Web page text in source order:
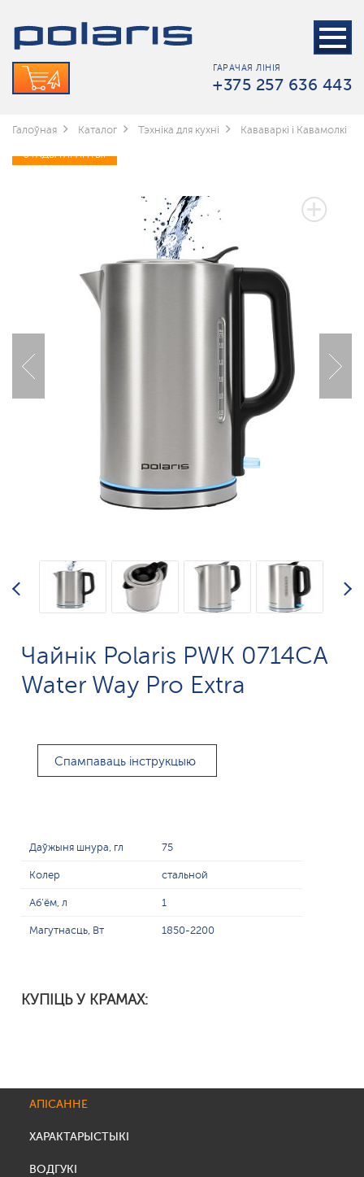
ГАРАЧАЯ ЛІНІЯ
+375 257 636 443
Галоўная Каталог Тэхніка для кухні Кававаркі і Кавамолкі
3 ГАДЫ ГАРАНТЫІ
Чайнік Polaris PWK 0714CA
Water Way Pro Extra
Спампаваць інструкцыю
Даўжыня шнура, гл 75
Колер стальной
Аб'ём, л 1
Магутнасць, Вт 1850-2200
КУПІЦЬ У КРАМАХ:
АПІСАННЕ
ХАРАКТАРЫСТЫКІ
ВОДГУКІ